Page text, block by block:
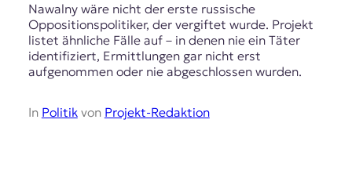
Nawalny wäre nicht der erste russische
Oppositionspolitiker, der vergiftet wurde. Projekt
listet ähnliche Fälle auf – in denen nie ein Täter
identifiziert, Ermittlungen gar nicht erst
aufgenommen oder nie abgeschlossen wurden.
In Politikvon Projekt-Redaktion